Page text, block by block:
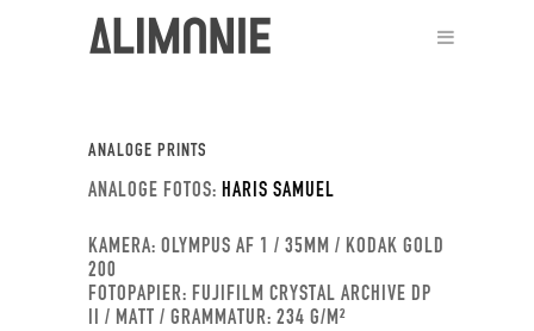
A
ANALOGE PRINTS
ANALOGE FOTOS: HARIS SAMUEL
KAMERA: OLYMPUS AF 1 / 35MM / KODAK GOLD
200
FOTOPAPIER: FUJIFILM CRYSTAL ARCHIVE DP
II / MATT / GRAMMATUR: 234 G/M²